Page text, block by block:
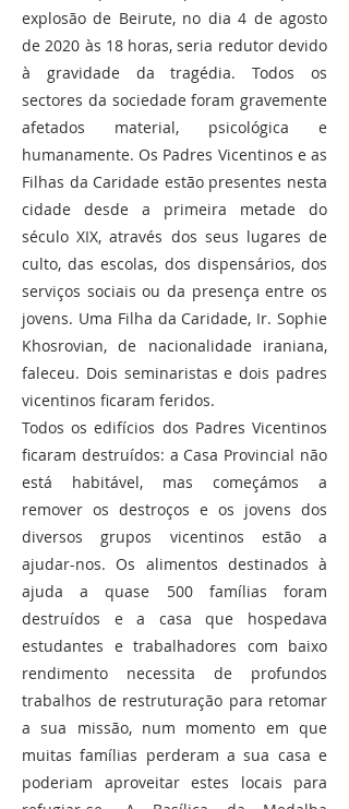
explosão de Beirute, no dia 4 de agosto
de 2020 às 18 horas, seria redutor devido
à gravidade da tragédia. Todos os
sectores da sociedade foram gravemente
afetados material, psicológica e
humanamente. Os Padres Vicentinos e as
Filhas da Caridade estão presentes nesta
cidade desde a primeira metade do
século XIX, através dos seus lugares de
culto, das escolas, dos dispensários, dos
serviços sociais ou da presença entre os
jovens. Uma Filha da Caridade, Ir. Sophie
Khosrovian, de nacionalidade iraniana,
faleceu. Dois seminaristas e dois padres
vicentinos ficaram feridos.
Todos os edifícios dos Padres Vicentinos
ficaram destruídos: a Casa Provincial não
está habitável, mas começámos a
remover os destroços e os jovens dos
diversos grupos vicentinos estão a
ajudar-nos. Os alimentos destinados à
ajuda a quase 500 famílias foram
destruídos e a casa que hospedava
estudantes e trabalhadores com baixo
rendimento necessita de profundos
trabalhos de restruturação para retomar
a sua missão, num momento em que
muitas famílias perderam a sua casa e
poderiam aproveitar estes locais para